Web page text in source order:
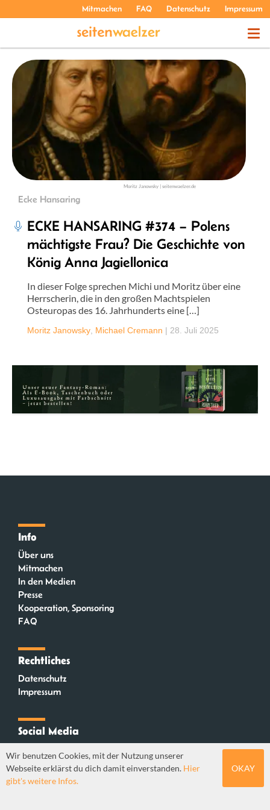
Mitmachen FAQ Datenschutz Impressum
THEMEN
PODCASTS
ÜBER UNS
Moritz Janowsky | seitenwaelzer.de
Ecke Hansaring
ECKE HANSARING #374 – Polens
mächtigste Frau? Die Geschichte von
König Anna Jagiellonica
In dieser Folge sprechen Michi und Moritz über eine
Herrscherin, die in den großen Machtspielen
Osteuropas des 16. Jahrhunderts eine […]
Moritz Janowsky Michael Cremann | 28. Juli 2025
Info
Über uns
Mitmachen
In den Medien
Presse
Kooperation, Sponsoring
FAQ
Rechtliches
Datenschutz
Impressum
Social Media
Mastodon
Wir benutzen Cookies, mit der Nutzung unserer
Webseite erklärst du dich damit einverstanden. Hier
gibt's weitere Infos.
OKAY